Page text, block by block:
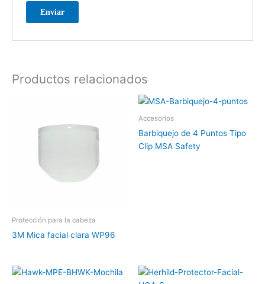
Productos relacionados
Protección para la cabeza
3M Mica facial clara WP96
Accesorios
Barbiquejo de 4 Puntos Tipo
Clip MSA Safety